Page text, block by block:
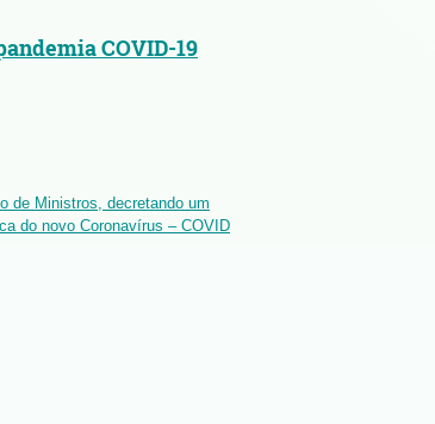
COVID-19
de Ministros, decretando um
do novo Coronavírus – COVID